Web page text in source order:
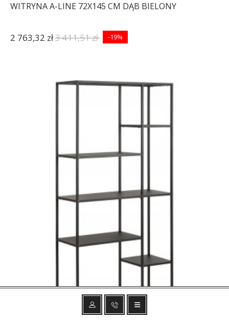
WITRYNA A-LINE 72X145 CM DĄB BIELONY
2 763,32 zł3 411,51 zł -19%